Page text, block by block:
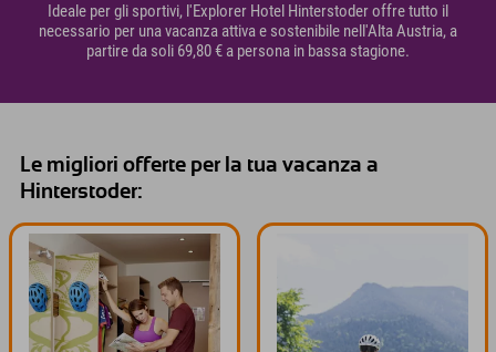
Ideale per gli sportivi, l'Explorer Hotel Hinterstoder offre tutto il
necessario per una vacanza attiva e sostenibile nell'Alta Austria, a
partire da soli 69,80 € a persona in bassa stagione.
Le migliori offerte per la tua vacanza a
Hinterstoder: